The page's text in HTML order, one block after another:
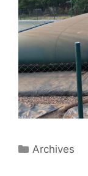
Catégories
Archives